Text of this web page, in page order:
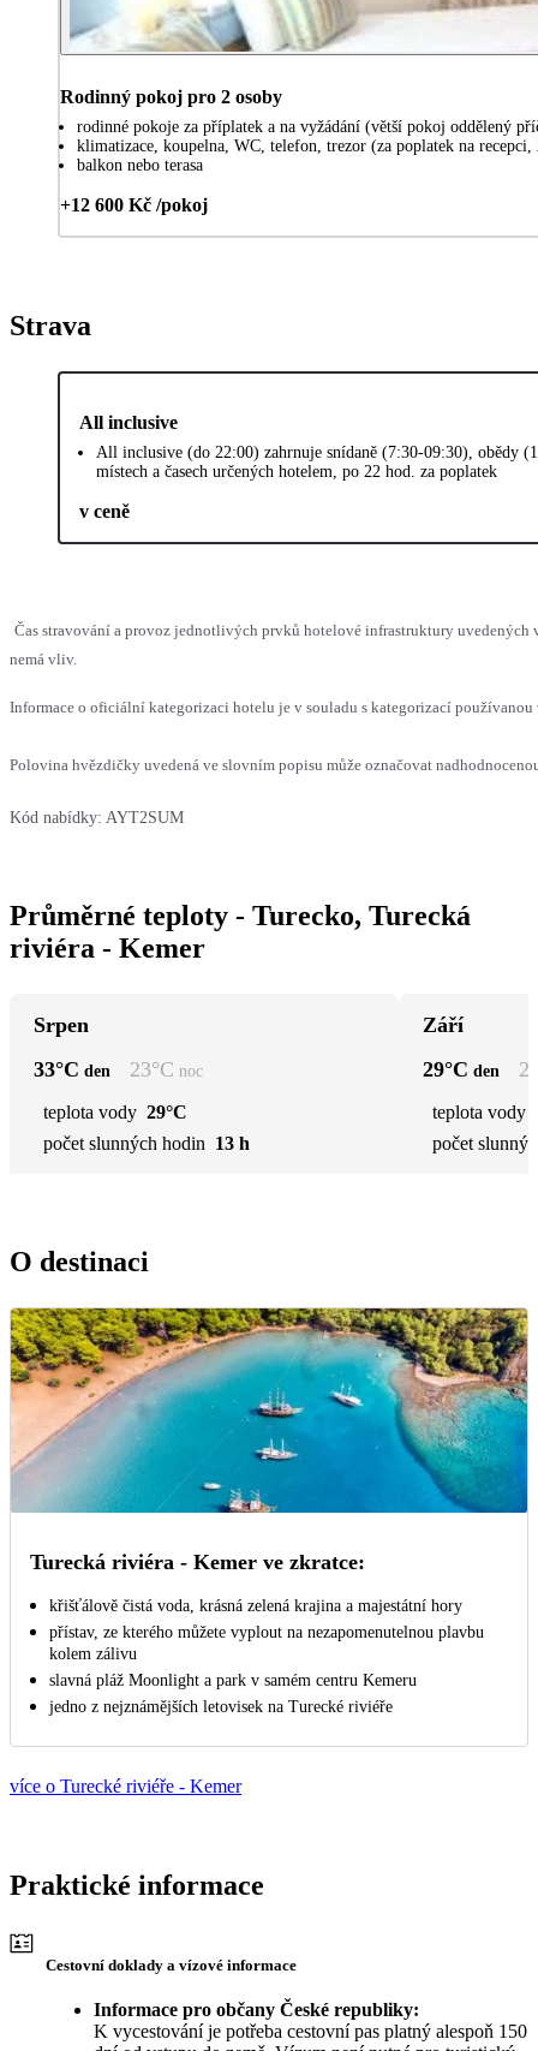
Rodinný pokoj pro 2 osoby
rodinné pokoje za příplatek a na vyžádání (větší pokoj oddělený
klimatizace, koupelna, WC, telefon, trezor (za poplatek na
balkon nebo terasa
+12 600 Kč /pokoj
Strava
All inclusive
All inclusive (do 22:00) zahrnuje snídaně (7:30-09:30), obědy
místech a časech určených hotelem, po 22 hod. za poplatek
v ceně
Čas stravování a provoz jednotlivých prvků hotelové infrastruktury uvedených
nemá vliv.
Informace o oficiální kategorizaci hotelu je v souladu s kategorizací
Polovina hvězdičky uvedená ve slovním popisu může označovat
Kód nabídky: AYT2SUM
Průměrné teploty - Turecko, Turecká
riviéra - Kemer
Srpen
33°C den 23°C noc
teplota vody 29°C
počet slunných hodin 13 h
Září
29°C den
teplota vody
počet
O destinaci
Turecká riviéra - Kemer ve zkratce:
křišťálově čistá voda, krásná zelená krajina a majestátní hory
přístav, ze kterého můžete vyplout na nezapomenutelnou plavbu
kolem zálivu
slavná pláž Moonlight a park v samém centru Kemeru
jedno z nejznámějších letovisek na Turecké riviéře
více o Turecké riviéře - Kemer
Praktické informace
Cestovní doklady a vízové informace
Informace pro občany České republiky:
K vycestování je potřeba cestovní pas platný alespoň 150